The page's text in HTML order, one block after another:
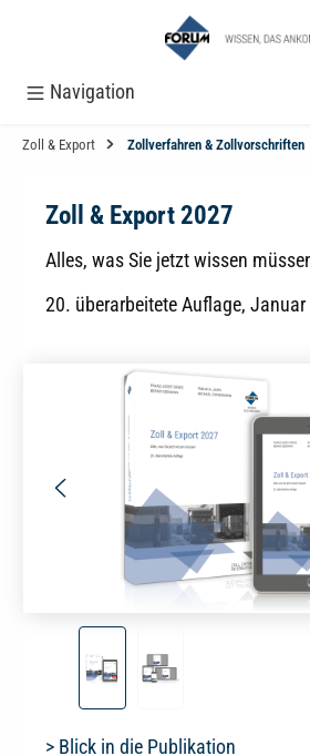
Navigation
Zoll & Export Zollverfahren & Zollvorschriften
Zoll & Export 2027
Alles, was Sie jetzt wissen
20. überarbeitete Auflage, Januar
> Blick in die Publikation